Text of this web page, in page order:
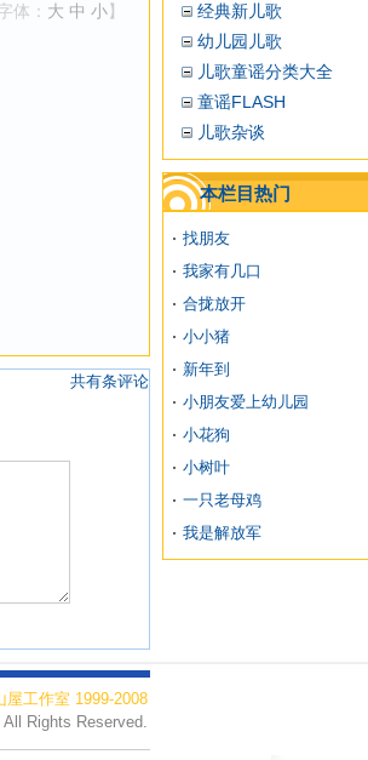
体： 大 中 小】
共有条评论
经典新儿歌
幼儿园儿歌
儿歌童谣分类大全
童谣FLASH
儿歌杂谈
本栏目热门
找朋友
我家有几口
合拢放开
小小猪
新年到
小朋友爱上幼儿园
小花狗
小树叶
一只老母鸡
我是解放军
屋工作室 1999-2008
Rights Reserved.